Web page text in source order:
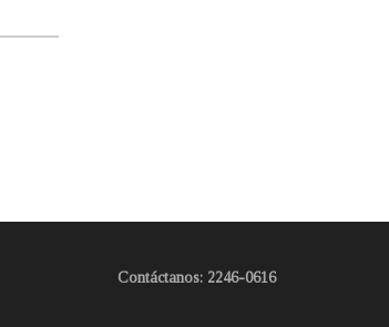
Contáctanos: 2246-0616